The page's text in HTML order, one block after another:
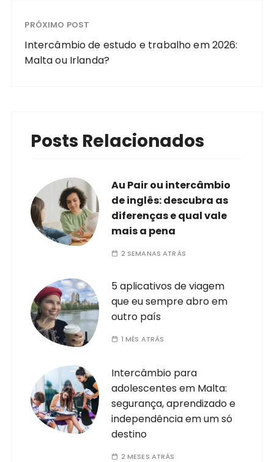
PRÓXIMO POST
Intercâmbio de estudo e trabalho em 2026:
Malta ou Irlanda?
Posts Relacionados
Au Pair ou intercâmbio
de inglês: descubra as
diferenças e qual vale
mais a pena
2 SEMANAS ATRÁS
5 aplicativos de viagem
que eu sempre abro em
outro país
1 MÊS ATRÁS
Intercâmbio para
adolescentes em Malta:
segurança, aprendizado e
independência em um só
destino
2 MESES ATRÁS